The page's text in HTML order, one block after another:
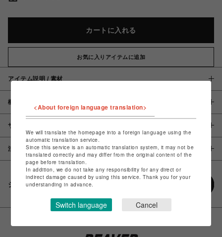
カートに入れる
お気に入りアイテムに追加
アイテム説明 / 素材
概要
サイズ
注意事項
シェアする
<About foreign language translation>
We will translate the homepage into a foreign language using the
automatic translation service.
Since this service is an automatic translation system, it may not be
translated correctly and may differ from the original content of the
page before translation.
In addition, we do not take any responsibility for any direct or
indirect damage caused by using this service. Thank you for your
understanding in advance.
Switch language Cancel